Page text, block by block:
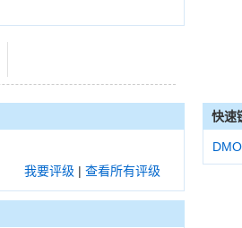
我要评级 | 查看所有评级
快速